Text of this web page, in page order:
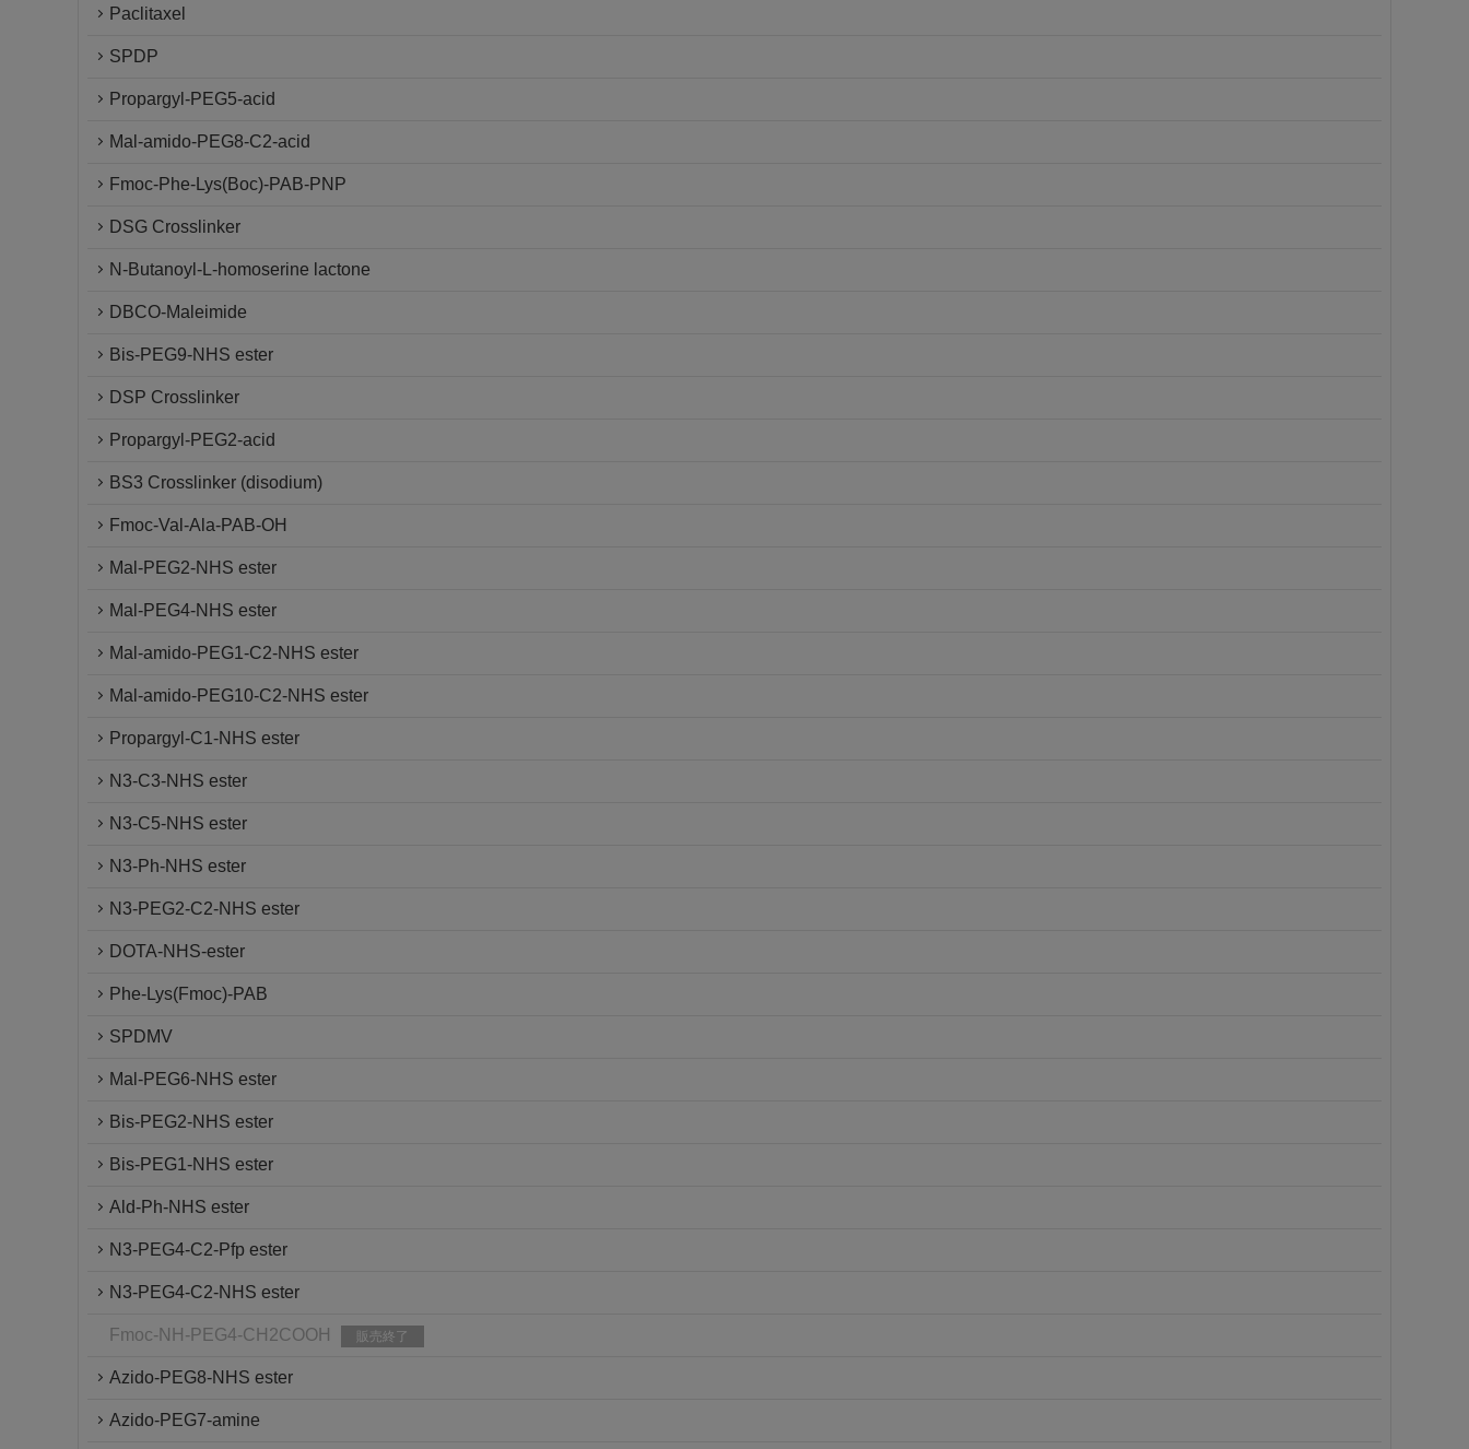
Paclitaxel
SPDP
Propargyl-PEG5-acid
Mal-amido-PEG8-C2-acid
Fmoc-Phe-Lys(Boc)-PAB-PNP
DSG Crosslinker
N-Butanoyl-L-homoserine lactone
DBCO-Maleimide
Bis-PEG9-NHS ester
DSP Crosslinker
Propargyl-PEG2-acid
BS3 Crosslinker (disodium)
Fmoc-Val-Ala-PAB-OH
Mal-PEG2-NHS ester
Mal-PEG4-NHS ester
Mal-amido-PEG1-C2-NHS ester
Mal-amido-PEG10-C2-NHS ester
Propargyl-C1-NHS ester
N3-C3-NHS ester
N3-C5-NHS ester
N3-Ph-NHS ester
N3-PEG2-C2-NHS ester
DOTA-NHS-ester
Phe-Lys(Fmoc)-PAB
SPDMV
Mal-PEG6-NHS ester
Bis-PEG2-NHS ester
Bis-PEG1-NHS ester
Ald-Ph-NHS ester
N3-PEG4-C2-Pfp ester
N3-PEG4-C2-NHS ester
Fmoc-NH-PEG4-CH2COOH 販売終了
Azido-PEG8-NHS ester
Azido-PEG7-amine